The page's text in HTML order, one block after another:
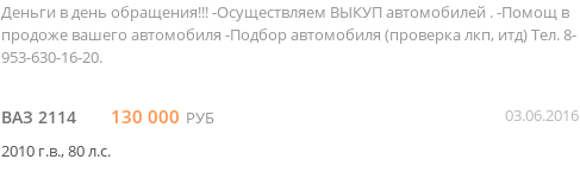
Деньги в день обращения!!! -Осуществляем ВЫКУП автомобилей . -Помощ в
продоже вашего автомобиля -Подбор автомобиля (проверка лкп, итд) Тел. 8-
953-630-16-20.
ВАЗ 2114 130 000 РУБ
03.06.2016
2010 г.в., 80 л.c.